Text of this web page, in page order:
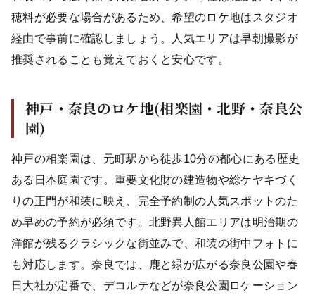
穂料が必要な場合があるため、希望のロケ地はスタジオ
経由で事前に確認しましょう。人気エリアは早朝撮影が
推奨されることも覚えておくと安心です。
神戸・奈良のロケ地(相楽園・北野・奈良公
園)
神戸の相楽園は、元町駅から徒歩10分の都心にある歴史
ある日本庭園です。重要文化財の建造物や総ケヤキづく
りの正門が和装に映え、完全予約制の人気スポットのた
め早めの予約が必須です。北野異人館エリアは明治期の
洋館が残るクラシックな街並みで、和装の街中フォトに
も対応します。奈良では、鹿と緑が広がる奈良公園や春
日大社が定番で、デコルテなどが奈良公園ロケーション